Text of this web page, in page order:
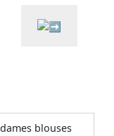
blouses